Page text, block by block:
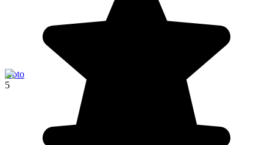
Noto
5